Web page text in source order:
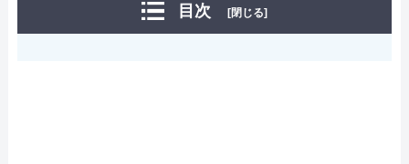
目次 [閉じる]